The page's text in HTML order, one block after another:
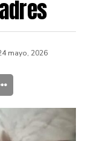
mayo, 2026